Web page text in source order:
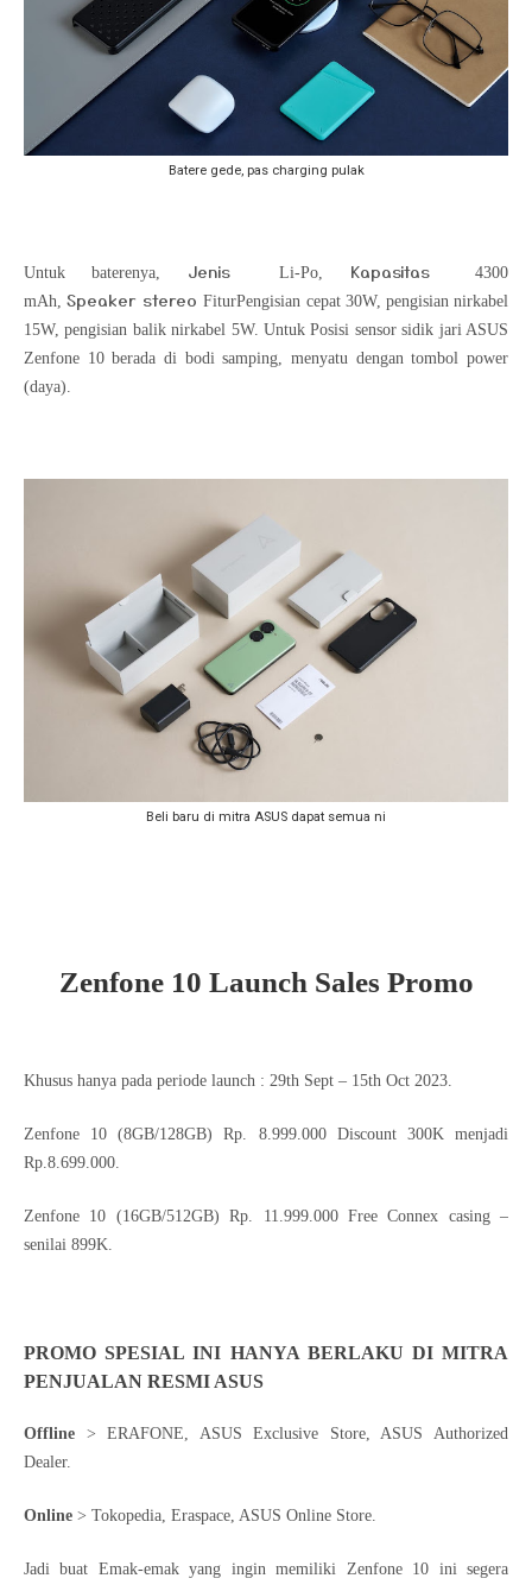
Batere gede, pas charging pulak
Untuk baterenya, Jenis Li-Po, Kapasitas
4300
mAh,Speaker stereoFiturPengisian cepat 30W, pengisian nirkabel
15W, pengisian balik nirkabel 5W. UntukPosisi sensor sidik jari ASUS
Zenfone 10 berada di bodi samping, menyatu dengan tombol power
(daya).
Beli baru di mitra ASUS dapat semua ni
Zenfone 10 Launch Sales Promo
Khusus hanya pada periode launch : 29th Sept – 15th Oct 2023.
Zenfone 10 (8GB/128GB) Rp. 8.999.000 Discount 300K menjadi
Rp.8.699.000.
Zenfone 10 (16GB/512GB) Rp. 11.999.000 Free Connex casing –
senilai 899K.
PROMO SPESIAL INI HANYA BERLAKU DI MITRA
PENJUALAN RESMI ASUS
Offline > ERAFONE, ASUS Exclusive Store, ASUS Authorized
Dealer.
Online > Tokopedia, Eraspace, ASUS Online Store.
Jadi buat Emak-emak yang ingin memiliki Zenfone 10 ini segera